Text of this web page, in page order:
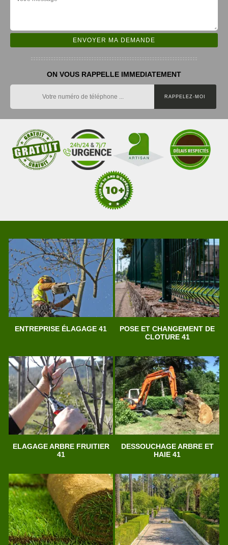
ON VOUS RAPPELLE IMMEDIATEMENT
ENTREPRISE ÉLAGAGE 41
POSE ET CHANGEMENT DE
CLOTURE 41
ELAGAGE ARBRE FRUITIER
41
DESSOUCHAGE ARBRE ET
HAIE 41